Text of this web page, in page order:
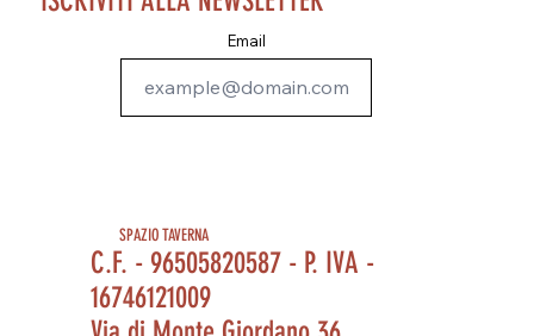
SPAZIO TAVERNA
C.F. - 96505820587 - P. IVA -
16746121009
Email